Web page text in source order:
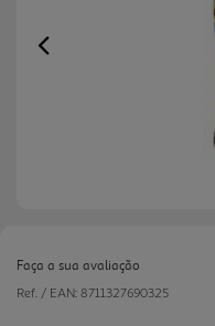
Previous
Faça a sua avaliação
Ref. / EAN: 8711327690325